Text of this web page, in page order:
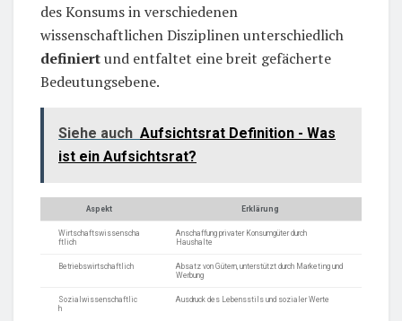
des Konsums in verschiedenen
wissenschaftlichen Disziplinen unterschiedlich
definiertund entfaltet eine breit gefächerte
Bedeutungsebene.
Siehe auch Aufsichtsrat Definition - Was
ist ein Aufsichtsrat?
Aspekt Erklärung
Wirtschaftswissenscha
ftlich
Anschaffung privater Konsumgüter durch
Haushalte
Betriebswirtschaftlich
Absatz von Gütern, unterstützt durch Marketing und
Werbung
Sozialwissenschaftlic
h
Ausdruck des Lebensstils und sozialer Werte